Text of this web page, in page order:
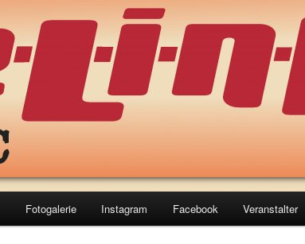
Fotogalerie Instagram Facebook Veranstalter